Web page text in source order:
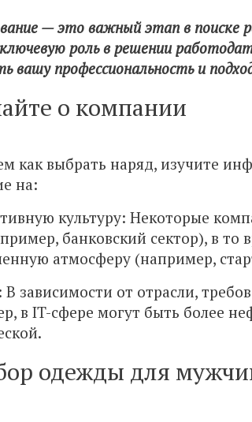
— это важный этап в
роль в решении
вашу профессиональность и
о компании
как выбрать наряд, изучите
на:
культуру: Некоторые
банковский сектор), в то
атмосферу (например,
В зависимости от отрасли,
в IT-сфере могут быть более
одежды для